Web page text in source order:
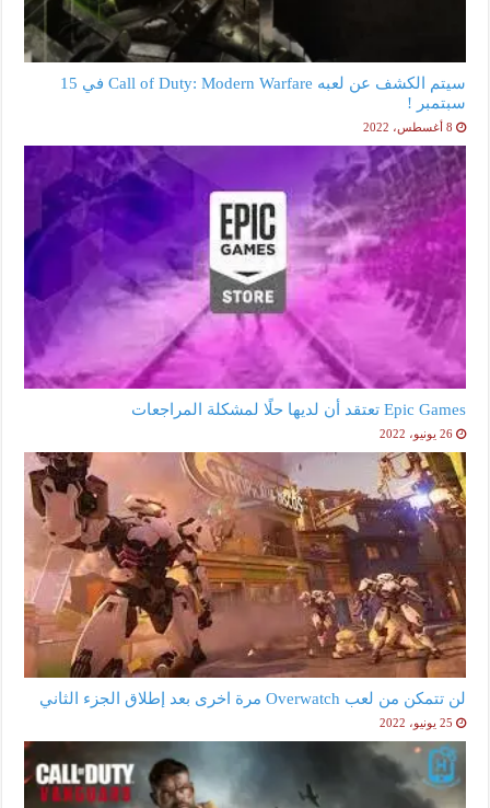
سيتم الكشف عن لعبه Call of Duty: Modern Warfare في 15
سبتمبر !
8 أغسطس، 2022
Epic Games تعتقد أن لديها حلًا لمشكلة المراجعات
26 يونيو، 2022
لن تتمكن من لعب Overwatch مرة اخرى بعد إطلاق الجزء الثاني
25 يونيو، 2022